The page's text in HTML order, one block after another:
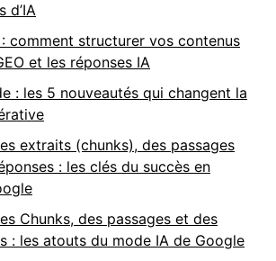
d’IA
: comment structurer vos contenus
et les réponses IA
: les 5 nouveautés qui changent la
extraits (chunks), des passages
: les clés du succès en
Chunks, des passages et des
: les atouts du mode IA de Google